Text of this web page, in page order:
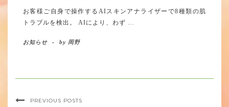
お客様ご自身で操作するAIスキンアナライザーで8種類の肌
トラブルを検出。 AIにより、わず
お知らせ - by 岡野
PREVIOUS POSTS